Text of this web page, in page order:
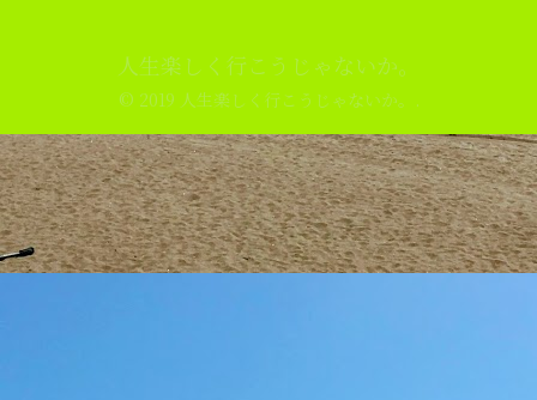
人生楽しく行こうじゃないか。
© 2019 人生楽しく行こうじゃないか。.